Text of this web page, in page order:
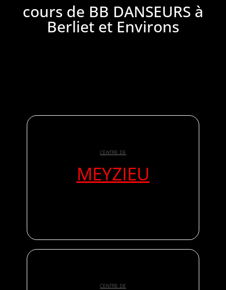
cours de BB DANSEURS à
Berliet et Environs
CENTRE DE
MEYZIEU
CENTRE DE